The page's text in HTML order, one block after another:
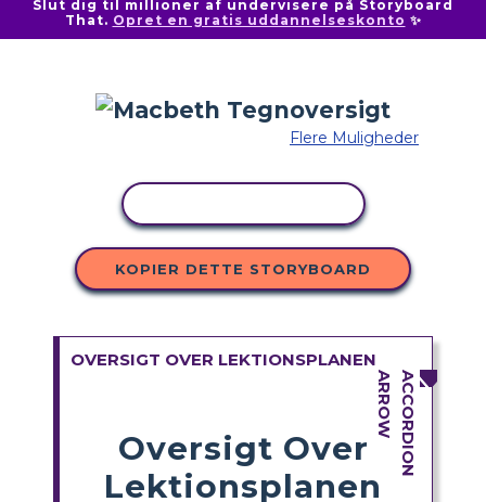
Slut dig til millioner af undervisere på Storyboard
That. Opret en gratis uddannelseskonto ✨
Flere Muligheder
KOPIER DETTE STORYBOARD
OVERSIGT OVER LEKTIONSPLANEN
Oversigt Over
Lektionsplanen